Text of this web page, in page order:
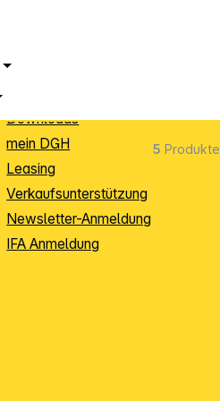
5 Produkte
Sendungsverfolgung
Downloads
mein DGH
Leasing
Verkaufsunterstützung
Newsletter-Anmeldung
IFA Anmeldung